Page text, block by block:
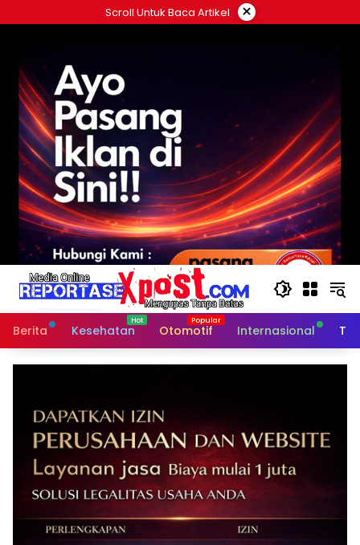
ke
Scroll Untuk Baca Artikel ×
Berita Kesehatan Otomotif Internasional